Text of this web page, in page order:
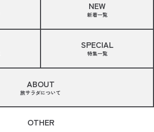
NEW
新着一覧
SPECIAL
特集一覧
ABOUT
旅サラダについて
OTHER